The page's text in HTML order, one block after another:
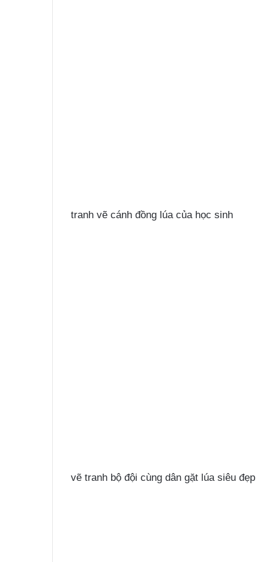
tranh vẽ cánh đồng lúa của học sinh
vẽ tranh bộ đội cùng dân gặt lúa siêu đẹp